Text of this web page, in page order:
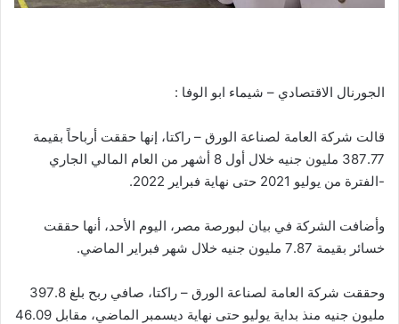
الجورنال الاقتصادي – شيماء ابو الوفا :
قالت شركة العامة لصناعة الورق – راكتا، إنها حققت أرباحاً بقيمة
387.77 مليون جنيه خلال أول 8 أشهر من العام المالي الجاري
-الفترة من يوليو 2021 حتى نهاية فبراير 2022.
وأضافت الشركة في بيان لبورصة مصر، اليوم الأحد، أنها حققت
خسائر بقيمة 7.87 مليون جنيه خلال شهر فبراير الماضي.
وحققت شركة العامة لصناعة الورق – راكتا، صافي ربح بلغ 397.8
مليون جنيه منذ بداية يوليو حتى نهاية ديسمبر الماضي، مقابل 46.09